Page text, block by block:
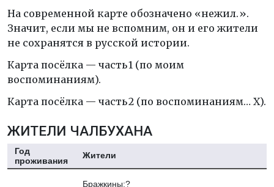
На современной карте обозначено «нежил.».
Значит, если мы не вспомним, он и его жители
не сохранятся в русской истории.
Карта посёлка — часть 1 (по моим
воспоминаниям).
Карта посёлка — часть 2 (по воспоминаниям… Х).
ЖИТЕЛИ ЧАЛБУХАНА
Год
проживания
Жители
Бражкины:?